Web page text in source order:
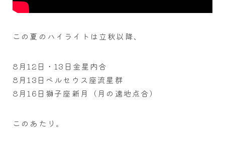
この夏のハイライトは立秋以降、
8月12日・13日金星内合
8月13日ペルセウス座流星群
8月16日獅子座新月（月の遠地点合）
このあたり。